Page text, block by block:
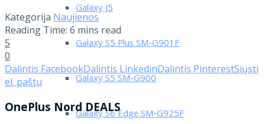
Galaxy J5
Galaxy S5 Plus SM-G901F
Galaxy S5 SM-G900
Galaxy S6 Edge SM-G925F
Kategorija Naujienos
Reading Time: 6 mins read
5
0
Dalintis FacebookDalintis LinkedinDalintis PinterestSiųsti
el. paštu
OnePlus Nord DEALS